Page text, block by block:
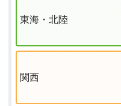
東海・北陸
関西